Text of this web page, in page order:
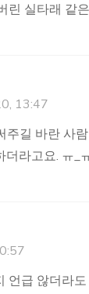
린 실타래 같
13:47
주길 바란 사
더라고요. ㅠ_
언급 않더라